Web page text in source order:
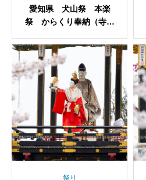
愛知県 犬山祭 本楽
祭 からくり奉納（寺内
祭り